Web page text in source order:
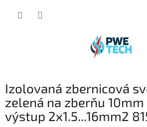
Izolovaná zbernicová
zelená na zberňu 10mm
výstup 2x1.5...16mm2